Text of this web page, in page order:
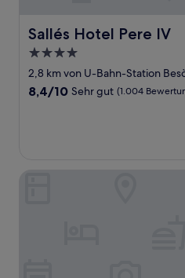
Sallés Hotel Pere IV
Sallés Hotel Pere IV
4.0-
Sterne-
Unterkunft
2,8 km von U-Bahn-Station
8.4
Bewertungen)
8,4/10 Sehr gut (1.004